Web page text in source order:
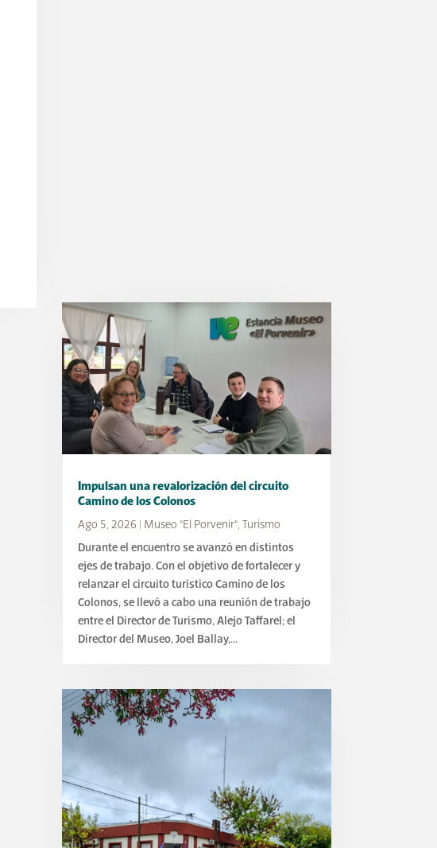
Impulsan una revalorización del circuito
Camino de los Colonos
Ago 5, 2026 Museo "El Porvenir", Turismo
Durante el encuentro se avanzó en distintos
ejes de trabajo. Con el objetivo de fortalecer y
relanzar el circuito turístico Camino de los
Colonos, se llevó a cabo una reunión de trabajo
entre el Director de Turismo, Alejo Taffarel; el
Director del Museo, Joel Ballay,...